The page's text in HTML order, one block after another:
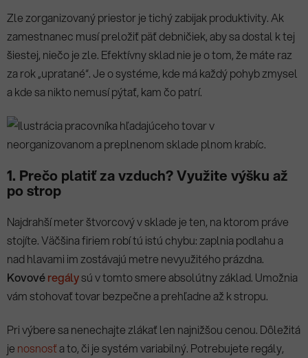
Zle zorganizovaný priestor je tichý zabijak produktivity. Ak
zamestnanec musí preložiť päť debničiek, aby sa dostal k tej
šiestej, niečo je zle. Efektívny sklad nie je o tom, že máte raz
za rok „upratané“. Je o systéme, kde má každý pohyb zmysel
a kde sa nikto nemusí pýtať, kam čo patrí.
1. Prečo platiť za vzduch? Využite výšku až
po strop
Najdrahší meter štvorcový v sklade je ten, na ktorom práve
stojíte. Väčšina firiem robí tú istú chybu: zaplnia podlahu a
nad hlavami im zostávajú metre nevyužitého prázdna.
Kovovéregálysú v tomto smere absolútny základ. Umožnia
vám stohovať tovar bezpečne a prehľadne až k stropu.
Pri výbere sa nenechajte zlákať len najnižšou cenou. Dôležitá
je nosnosťa to, či je systém variabilný. Potrebujete regály,